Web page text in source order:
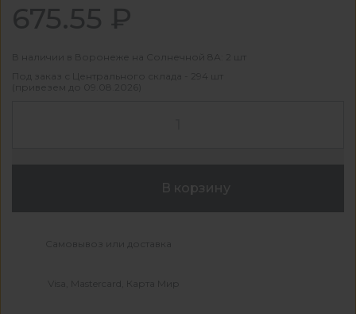
675.55 ₽
В наличии в Воронеже на Солнечной 8А: 2 шт
Под заказ с Центрального склада - 294 шт
(привезем до 09.08.2026)
В корзину
Самовывоз или доставка
Visa, Mastercard, Карта Мир